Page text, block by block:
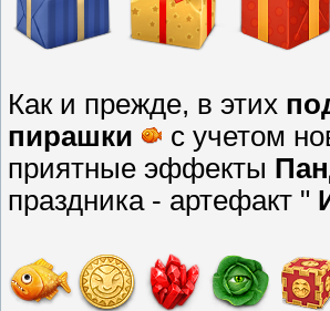
Как и прежде, в этих
пирашки
с учетом
приятные эффекты
праздника - артефакт "